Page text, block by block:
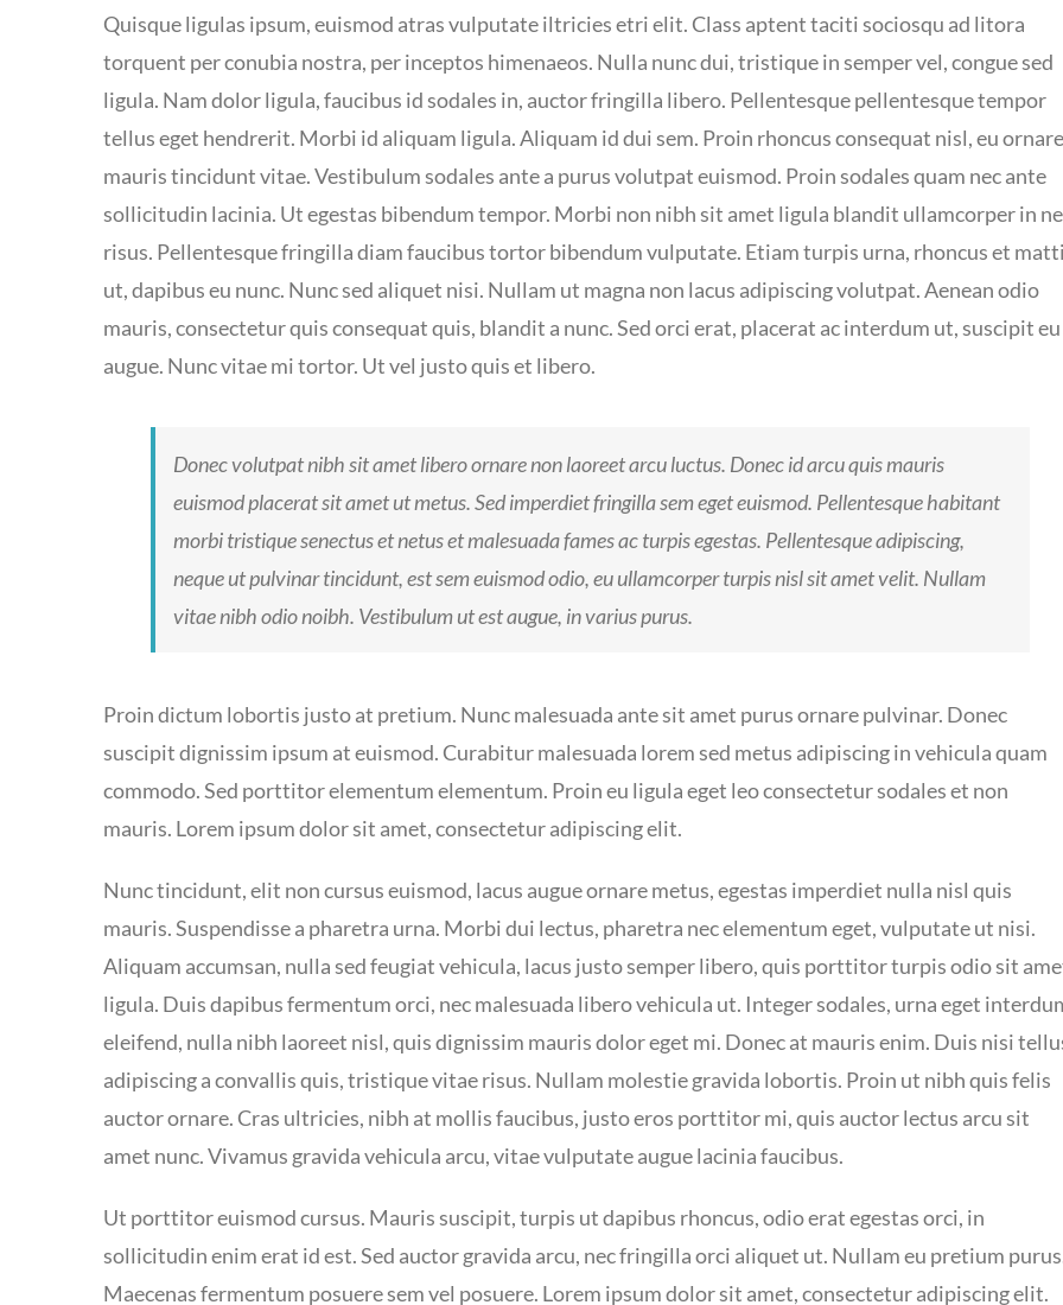
Quisque ligulas ipsum, euismod atras vulputate iltricies etri elit. Class aptent taciti sociosqu ad litora
torquent per conubia nostra, per inceptos himenaeos. Nulla nunc dui, tristique in semper vel, congue sed
ligula. Nam dolor ligula, faucibus id sodales in, auctor fringilla libero. Pellentesque pellentesque tempor
tellus eget hendrerit. Morbi id aliquam ligula. Aliquam id dui sem. Proin rhoncus consequat nisl, eu ornare
mauris tincidunt vitae. Vestibulum sodales ante a purus volutpat euismod. Proin sodales quam nec ante
sollicitudin lacinia. Ut egestas bibendum tempor. Morbi non nibh sit amet ligula blandit ullamcorper in
risus. Pellentesque fringilla diam faucibus tortor bibendum vulputate. Etiam turpis urna, rhoncus et
ut, dapibus eu nunc. Nunc sed aliquet nisi. Nullam ut magna non lacus adipiscing volutpat. Aenean odio
mauris, consectetur quis consequat quis, blandit a nunc. Sed orci erat, placerat ac interdum ut, suscipit eu
augue. Nunc vitae mi tortor. Ut vel justo quis et libero.
Donec volutpat nibh sit amet libero ornare non laoreet arcu luctus. Donec id arcu quis mauris
euismod placerat sit amet ut metus. Sed imperdiet fringilla sem eget euismod. Pellentesque habitant
morbi tristique senectus et netus et malesuada fames ac turpis egestas. Pellentesque adipiscing,
neque ut pulvinar tincidunt, est sem euismod odio, eu ullamcorper turpis nisl sit amet velit. Nullam
vitae nibh odio noibh. Vestibulum ut est augue, in varius purus.
Proin dictum lobortis justo at pretium. Nunc malesuada ante sit amet purus ornare pulvinar. Donec
suscipit dignissim ipsum at euismod. Curabitur malesuada lorem sed metus adipiscing in vehicula quam
commodo. Sed porttitor elementum elementum. Proin eu ligula eget leo consectetur sodales et non
mauris. Lorem ipsum dolor sit amet, consectetur adipiscing elit.
Nunc tincidunt, elit non cursus euismod, lacus augue ornare metus, egestas imperdiet nulla nisl quis
mauris. Suspendisse a pharetra urna. Morbi dui lectus, pharetra nec elementum eget, vulputate ut nisi.
Aliquam accumsan, nulla sed feugiat vehicula, lacus justo semper libero, quis porttitor turpis odio sit
ligula. Duis dapibus fermentum orci, nec malesuada libero vehicula ut. Integer sodales, urna eget
eleifend, nulla nibh laoreet nisl, quis dignissim mauris dolor eget mi. Donec at mauris enim. Duis nisi
adipiscing a convallis quis, tristique vitae risus. Nullam molestie gravida lobortis. Proin ut nibh quis felis
auctor ornare. Cras ultricies, nibh at mollis faucibus, justo eros porttitor mi, quis auctor lectus arcu sit
amet nunc. Vivamus gravida vehicula arcu, vitae vulputate augue lacinia faucibus.
Ut porttitor euismod cursus. Mauris suscipit, turpis ut dapibus rhoncus, odio erat egestas orci, in
sollicitudin enim erat id est. Sed auctor gravida arcu, nec fringilla orci aliquet ut. Nullam eu pretium
Maecenas fermentum posuere sem vel posuere. Lorem ipsum dolor sit amet, consectetur adipiscing elit.